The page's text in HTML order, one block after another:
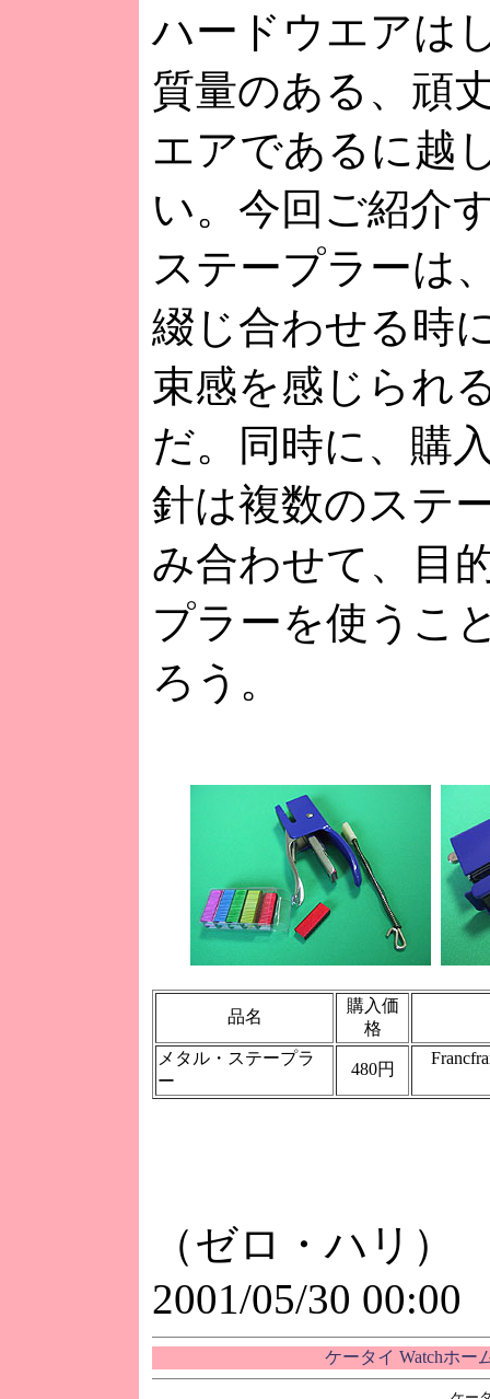
ハードウエアは
質量のある、頑
エアであるに越
い。今回ご紹介
ステープラーは
綴じ合わせる時
束感を感じられ
だ。同時に、購
針は複数のステ
み合わせて、目
プラーを使うこ
ろう。
品名
購入価
格
メタル・ステープラ
ー
480円
（ゼロ・ハリ）
2001/05/30 00:00
ケータイ Watchホー